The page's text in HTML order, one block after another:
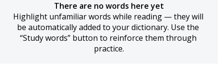
There are no words here yet
Highlight unfamiliar words while reading — they will
be automatically added to your dictionary. Use the
“Study words” button to reinforce them through
practice.